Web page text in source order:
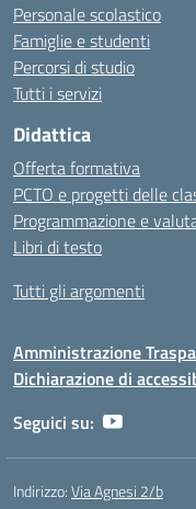
Personale scolastico
Famiglie e studenti
Percorsi di studio
Tutti i servizi
Didattica
Offerta formativa
PCTO e progetti delle
Programmazione e
Libri di testo
Tutti gli argomenti
Amministrazione
Dichiarazione di
Seguici su:
Indirizzo:Via Agnesi 2/b